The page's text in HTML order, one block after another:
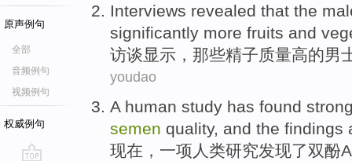
原声例句
全部
音频例句
视频例句
权威例句
Interviews revealed that the
significantly more fruits and
访谈显示 ， 那些精子质量高的男
youdao
A human study has found
semen quality, and the findings
现在， 一项 人类研究发现了双酚A